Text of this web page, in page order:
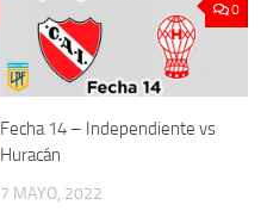
0
Fecha 14 – Independiente vs
Huracán
7 MAYO, 2022